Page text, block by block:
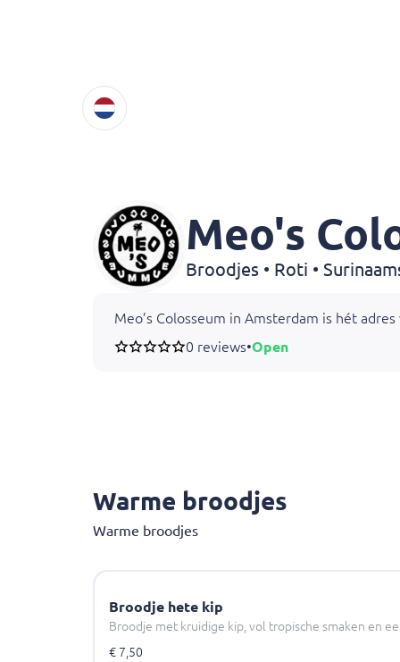
Meo's
Broodjes • Roti •
Meo’s Colosseum in Amsterdam is hét
0 reviews•Open
Warme broodjes
Warme broodjes
Broodje hete kip
Broodje met kruidige kip, vol tropische smaken en
€ 7,50